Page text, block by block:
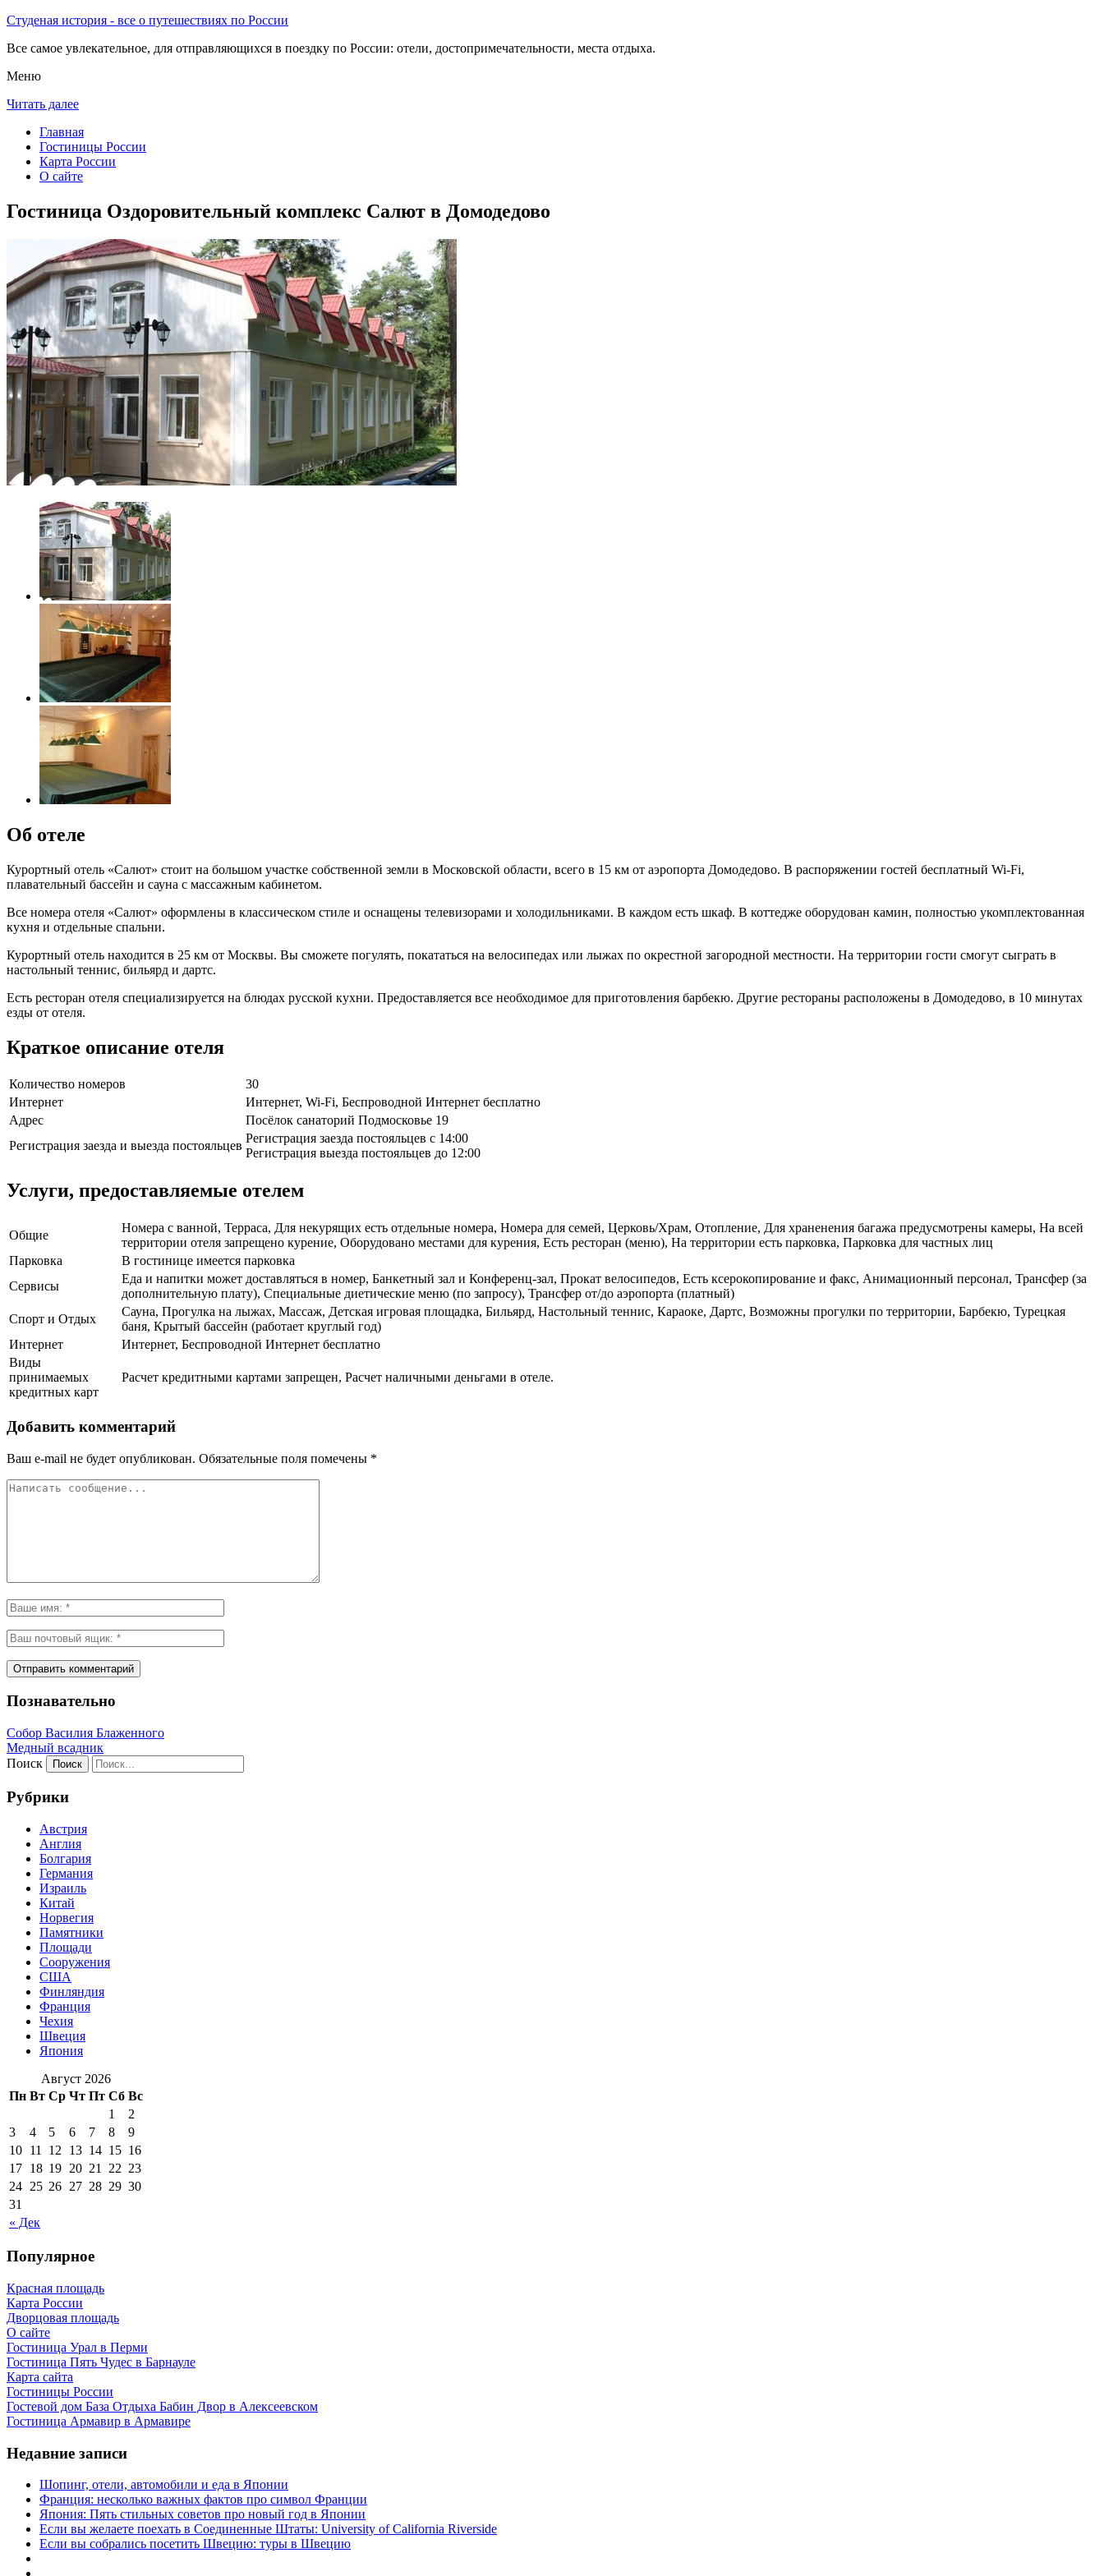
Студеная история - все о путешествиях по России
Все самое увлекательное, для отправляющихся в поездку по России: отели, достопримечательности, места отдыха.
Меню
Читать далее
Главная
Гостиницы России
Карта России
О сайте
Гостиница Оздоровительный комплекс Салют в Домодедово
Об отеле
Курортный отель «Салют» стоит на большом участке собственной земли в Московской области, всего в 15 км от аэропорта Домодедово. В распоряжении гостей бесплатный Wi-Fi,
плавательный бассейн и сауна с массажным кабинетом.
Все номера отеля «Салют» оформлены в классическом стиле и оснащены телевизорами и холодильниками. В каждом есть шкаф. В коттедже оборудован камин, полностью укомплектованная
кухня и отдельные спальни.
Курортный отель находится в 25 км от Москвы. Вы сможете погулять, покататься на велосипедах или лыжах по окрестной загородной местности. На территории гости смогут сыграть в
настольный теннис, бильярд и дартс.
Есть ресторан отеля специализируется на блюдах русской кухни. Предоставляется все необходимое для приготовления барбекю. Другие рестораны расположены в Домодедово, в 10 минутах
езды от отеля.
Краткое описание отеля
Количество номеров
30
Интернет
Интернет, Wi-Fi, Беспроводной Интернет бесплатно
Адрес
Посёлок санаторий Подмосковье 19
Регистрация заезда и выезда постояльцев
Регистрация заезда постояльцев с 14:00
Регистрация выезда постояльцев до 12:00
Услуги, предоставляемые отелем
Общие
Номера с ванной, Терраса, Для некурящих есть отдельные номера, Номера для семей, Церковь/Храм, Отопление, Для храненения багажа предусмотрены камеры, На всей
территории отеля запрещено курение, Оборудовано местами для курения, Есть ресторан (меню), На территории есть парковка, Парковка для частных лиц
Парковка
В гостинице имеется парковка
Сервисы
Еда и напитки может доставляться в номер, Банкетный зал и Конференц-зал, Прокат велосипедов, Есть ксерокопирование и факс, Анимационный персонал, Трансфер (за
дополнительную плату), Специальные диетические меню (по запросу), Трансфер от/до аэропорта (платный)
Спорт и Отдых
Сауна, Прогулка на лыжах, Массаж, Детская игровая площадка, Бильярд, Настольный теннис, Караоке, Дартс, Возможны прогулки по территории, Барбекю, Турецкая
баня, Крытый бассейн (работает круглый год)
Интернет
Интернет, Беспроводной Интернет бесплатно
Виды
принимаемых
кредитных карт
Расчет кредитными картами запрещен, Расчет наличными деньгами в отеле.
Добавить комментарий
Ваш e-mail не будет опубликован. Обязательные поля помечены *
Познавательно
Собор Василия Блаженного
Медный всадник
Поиск
Рубрики
Австрия
Англия
Болгария
Германия
Израиль
Китай
Норвегия
Памятники
Площади
Сооружения
США
Финляндия
Франция
Чехия
Швеция
Япония
Август 2026
Пн Вт Ср Чт Пт Сб Вс
« Дек
1
2
3
4 5 6 7 8
9
10 11 12 13 14 15 16
17 18 19 20 21 22 23
24 25 26 27 28 29 30
31
Популярное
Красная площадь
Карта России
Дворцовая площадь
О сайте
Гостиница Урал в Перми
Гостиница Пять Чудес в Барнауле
Карта сайта
Гостиницы России
Гостевой дом База Отдыха Бабин Двор в Алексеевском
Гостиница Армавир в Армавире
Недавние записи
Шопинг, отели, автомобили и еда в Японии
Франция: несколько важных фактов про символ Франции
Япония: Пять стильных советов про новый год в Японии
Если вы желаете поехать в Соединенные Штаты: University of California Riverside
Если вы собрались посетить Швецию: туры в Швецию